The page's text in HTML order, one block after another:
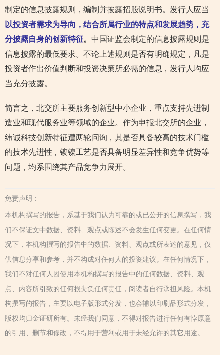
制定的信息披露规则，编制并披露招股说明书。发行人应当
以投资者需求为导向，结合所属行业的特点和发展趋势，充
分披露自身的创新特征。 中国证监会制定的信息披露规则是
信息披露的最低要求。不论上述规则是否有明确规定，凡是
投资者作出价值判断和投资决策所必需的信息，发行人均应
当充分披露。
简言之，北交所主要服务创新型中小企业，重点支持先进制
造业和现代服务业等领域的企业。作为申报北交所的企业，
纬诚科技创新特征遭两轮问询，其是否具备较高的技术门槛
的技术先进性，镀镍工艺是否具备明显差异性和竞争优势等
问题，均系围绕其产品竞争力展开。
免责声明：
本机构撰写的报告，系基于我们认为可靠的或已公开的信息撰写，我
们不保证文中数据、资料、观点或陈述不会发生任何变更。在任何情
况下，本机构撰写的报告中的数据、资料、观点或所表述的意见，仅
供信息分享和参考，并不构成对任何人的投资建议。在任何情况下，
我们不对任何人因使用本机构撰写的报告中的任何数据、资料、观
点、内容所引致的任何损失负任何责任，阅读者自行承担风险。本机
构撰写的报告，主要以电子版形式分发，也会辅以印刷品形式分发，
版权均归金证研所有。未经我们同意，不得对报告进行任何有悖原意
的引用、删节和修改，不得用于营利或用于未经允许的其它用途。